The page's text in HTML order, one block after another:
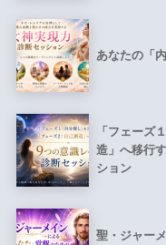
あなたの「
「フェーズ
造」へ移行
ション
聖・ジャー